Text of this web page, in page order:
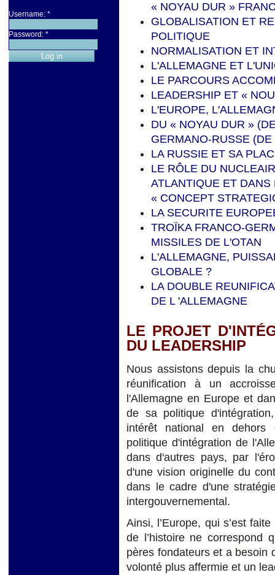
Username: *
Password: *
« NOYAU DUR »
GLOBALISATION ET
POLITIQUE
NORMALISATION ET
L'ALLEMAGNE ET
LE PARCOURS
LEADERSHIP ET «
L'EUROPE,
DU « NOYAU DUR »
GERMANO-RUSSE (DE
LA RUSSIE ET SA
LE RÔLE DU
ATLANTIQUE ET
« CONCEPT
LA SECURITE
TROÏKA FRANCO-
MISSILES DE L'OTAN
L'ALLEMAGNE,
GLOBALE ?
LA DOUBLE
DE L 'ALLEMAGNE
LE PROJET
DU LEADERSHIP
Nous assistons depuis la
réunification à un
l'Allemagne en Europe et
de sa politique
intérêt national en dehors
politique d'intégration de
dans d'autres pays, par
d'une vision originelle du
dans le cadre d'une
intergouvernemental.
Ainsi, l’Europe, qui s’est
de l’histoire ne correspond
pères fondateurs et a besoin
volonté plus affermie et un